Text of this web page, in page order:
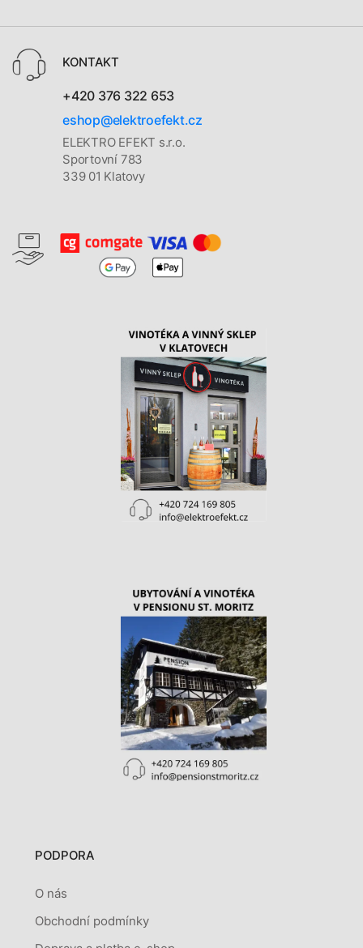
KONTAKT
+420 376 322 653
eshop@elektroefekt.cz
ELEKTRO EFEKT s.r.o.
Sportovní 783
339 01 Klatovy
PODPORA
O nás
Obchodní podmínky